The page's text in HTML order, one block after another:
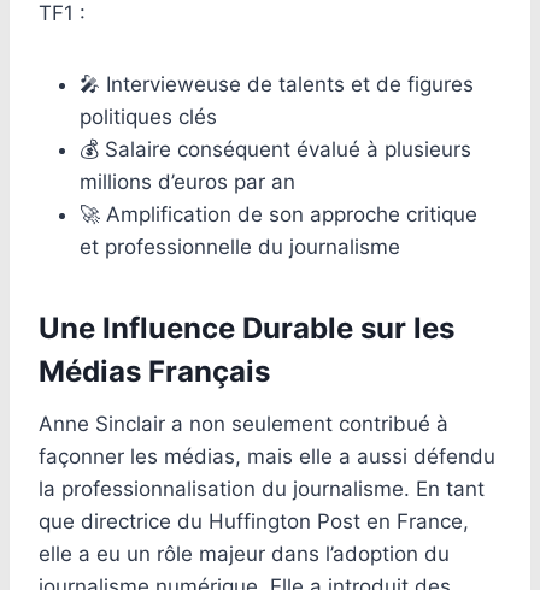
TF1 :
🎤 Intervieweuse de talents et de figures
politiques clés
💰 Salaire conséquent évalué à plusieurs
millions d’euros par an
🚀 Amplification de son approche critique
et professionnelle du journalisme
Une Influence Durable sur les
Médias Français
Anne Sinclair a non seulement contribué à
façonner les médias, mais elle a aussi défendu
la professionnalisation du journalisme. En tant
que directrice du Huffington Post en France,
elle a eu un rôle majeur dans l’adoption du